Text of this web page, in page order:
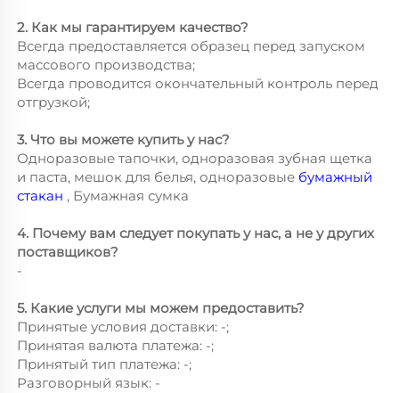
2. Как мы гарантируем качество?
Всегда предоставляется образец перед запуском
массового производства;
Всегда проводится окончательный контроль перед
отгрузкой;
3. Что вы можете купить у нас?
Одноразовые тапочки, одноразовая зубная щетка
и паста, мешок для белья, одноразовые бумажный
стакан , Бумажная сумка
4. Почему вам следует покупать у нас, а не у других
поставщиков?
-
5. Какие услуги мы можем предоставить?
Принятые условия доставки: -;
Принятая валюта платежа: -;
Принятый тип платежа: -;
Разговорный язык: -